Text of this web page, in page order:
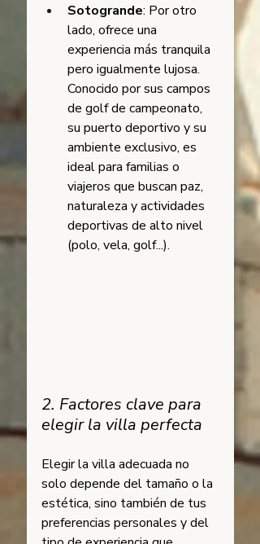
Sotogrande: Por otro
lado, ofrece una
experiencia más tranquila
pero igualmente lujosa.
Conocido por sus campos
de golf de campeonato,
su puerto deportivo y su
ambiente exclusivo, es
ideal para familias o
viajeros que buscan paz,
naturaleza y actividades
deportivas de alto nivel
(polo, vela, golf...).
2. Factores clave para
elegir la villa perfecta
Elegir la villa adecuada no
solo depende del tamaño o la
estética, sino también de tus
preferencias personales y del